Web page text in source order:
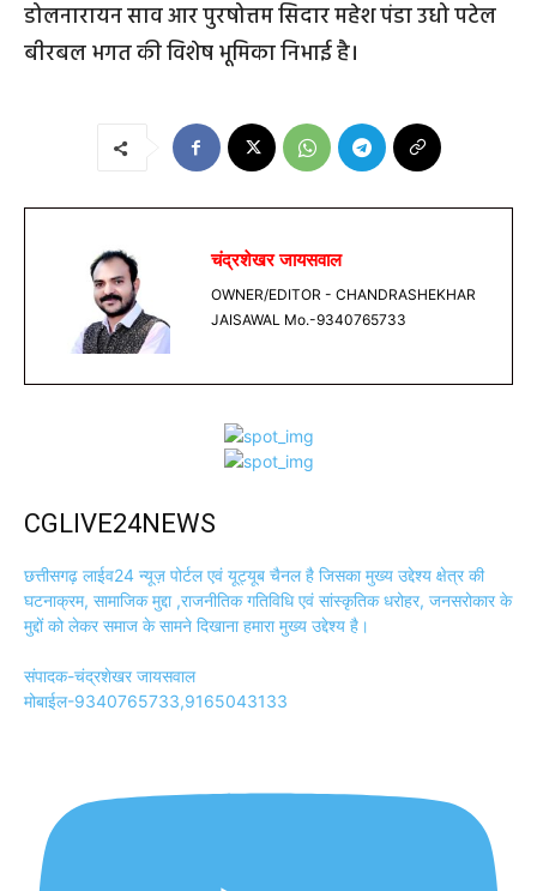
डोलनारायन साव आर पुरषोत्तम सिदार महेश पंडा उधो पटेल
बीरबल भगत की विशेष भूमिका निभाई है।
चंद्रशेखर जायसवाल
OWNER/EDITOR - CHANDRASHEKHAR
JAISAWAL Mo.-9340765733
CGLIVE24NEWS
छत्तीसगढ़ लाईव24 न्यूज़ पोर्टल एवं यूट्यूब चैनल है जिसका मुख्य उद्देश्य क्षेत्र की
घटनाक्रम, सामाजिक मुद्दा ,राजनीतिक गतिविधि एवं सांस्कृतिक धरोहर, जनसरोकार के
मुद्दों को लेकर समाज के सामने दिखाना हमारा मुख्य उद्देश्य है।
संपादक-चंद्रशेखर जायसवाल
मोबाईल-9340765733,9165043133